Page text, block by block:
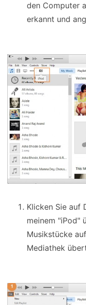
den Computer
erkannt und
Klicken Sie auf
meinem "iPod"
Musikstücke
Mediathek